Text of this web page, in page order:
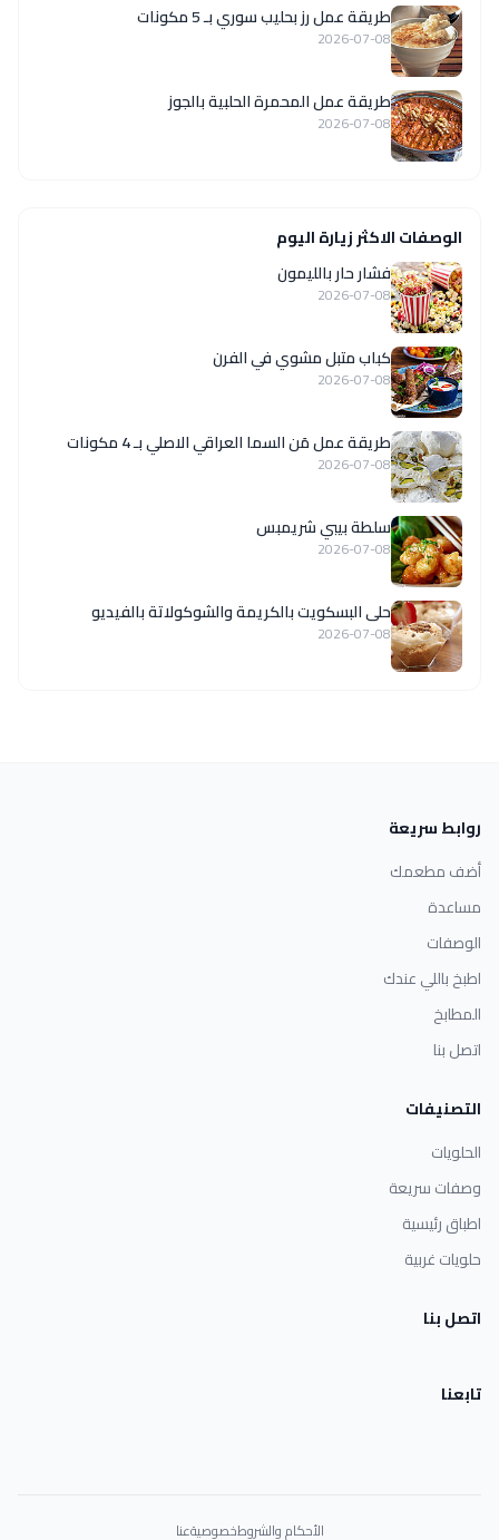
طريقة عمل رز بحليب سوري بـ 5 مكونات
2026-07-08
طريقة عمل المحمرة الحلبية بالجوز
2026-07-08
الوصفات الاكثر زيارة اليوم
فشار حار بالليمون
2026-07-08
كباب متبل مشوي في الفرن
2026-07-08
طريقة عمل مَن السما العراقي الاصلي بـ 4 مكونات
2026-07-08
سلطة بيبي شريمبس
2026-07-08
حلى البسكويت بالكريمة والشوكولاتة بالفيديو
2026-07-08
روابط سريعة
أضف مطعمك
مساعدة
الوصفات
اطبخ باللي عندك
المطابخ
اتصل بنا
التصنيفات
الحلويات
وصفات سريعة
اطباق رئيسية
حلويات غربية
اتصل بنا
تابعنا
الأحكام والشروطخصوصيةعنا